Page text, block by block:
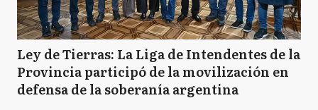
Ley de Tierras: La Liga de Intendentes de la
Provincia participó de la movilización en
defensa de la soberanía argentina